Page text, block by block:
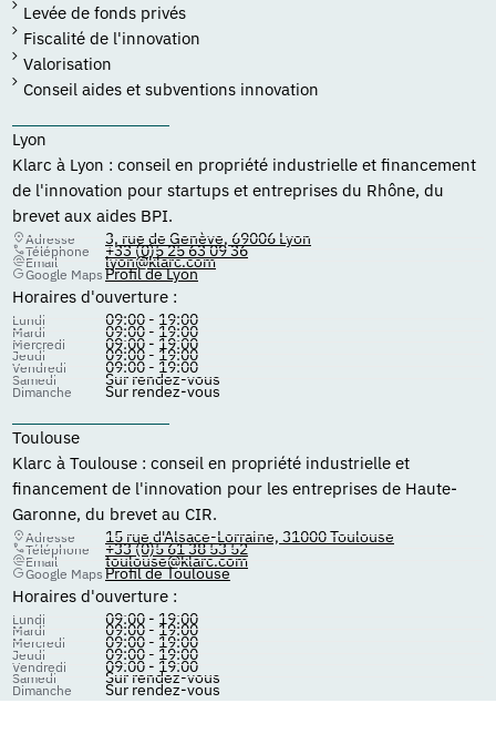
Levée de fonds privés
Fiscalité de l'innovation
Valorisation
Conseil aides et subventions innovation
Lyon
Klarc à Lyon : conseil en propriété industrielle et financement
de l'innovation pour startups et entreprises du Rhône, du
brevet aux aides BPI.
Adresse 3, rue de Genève, 69006 Lyon
Téléphone +33 (0)5 25 63 09 36
Email lyon@klarc.com
Google Maps Profil de Lyon
Horaires d'ouverture :
Lundi 09:00 - 19:00
Mardi 09:00 - 19:00
Mercredi 09:00 - 19:00
Jeudi 09:00 - 19:00
Vendredi 09:00 - 19:00
Samedi Sur rendez-vous
Dimanche Sur rendez-vous
Toulouse
Klarc à Toulouse : conseil en propriété industrielle et
financement de l'innovation pour les entreprises de Haute-
Garonne, du brevet au CIR.
Adresse 15 rue d'Alsace-Lorraine, 31000 Toulouse
Téléphone +33 (0)5 61 38 53 52
Email toulouse@klarc.com
Google Maps Profil de Toulouse
Horaires d'ouverture :
Lundi 09:00 - 19:00
Mardi 09:00 - 19:00
Mercredi 09:00 - 19:00
Jeudi 09:00 - 19:00
Vendredi 09:00 - 19:00
Samedi Sur rendez-vous
Dimanche Sur rendez-vous